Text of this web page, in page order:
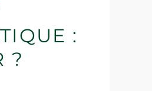
:
?